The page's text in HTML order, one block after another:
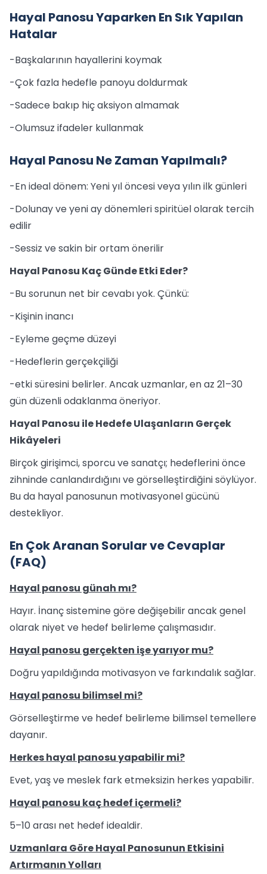
Hayal Panosu Yaparken En Sık Yapılan
Hatalar
-Başkalarının hayallerini koymak
-Çok fazla hedefle panoyu doldurmak
-Sadece bakıp hiç aksiyon almamak
-Olumsuz ifadeler kullanmak
Hayal Panosu Ne Zaman Yapılmalı?
-En ideal dönem: Yeni yıl öncesi veya yılın ilk günleri
-Dolunay ve yeni ay dönemleri spiritüel olarak tercih
edilir
-Sessiz ve sakin bir ortam önerilir
Hayal Panosu Kaç Günde Etki Eder?
-Bu sorunun net bir cevabı yok. Çünkü:
-Kişinin inancı
-Eyleme geçme düzeyi
-Hedeflerin gerçekçiliği
-etki süresini belirler. Ancak uzmanlar, en az 21–30
gün düzenli odaklanma öneriyor.
Hayal Panosu ile Hedefe Ulaşanların Gerçek
Hikâyeleri
Birçok girişimci, sporcu ve sanatçı; hedeflerini önce
zihninde canlandırdığını ve görselleştirdiğini söylüyor.
Bu da hayal panosunun motivasyonel gücünü
destekliyor.
En Çok Aranan Sorular ve Cevaplar
(FAQ)
Hayal panosu günah mı?
Hayır. İnanç sistemine göre değişebilir ancak genel
olarak niyet ve hedef belirleme çalışmasıdır.
Hayal panosu gerçekten işe yarıyor mu?
Doğru yapıldığında motivasyon ve farkındalık sağlar.
Hayal panosu bilimsel mi?
Görselleştirme ve hedef belirleme bilimsel temellere
dayanır.
Herkes hayal panosu yapabilir mi?
Evet, yaş ve meslek fark etmeksizin herkes yapabilir.
Hayal panosu kaç hedef içermeli?
5–10 arası net hedef idealdir.
Uzmanlara Göre Hayal Panosunun Etkisini
Artırmanın Yolları